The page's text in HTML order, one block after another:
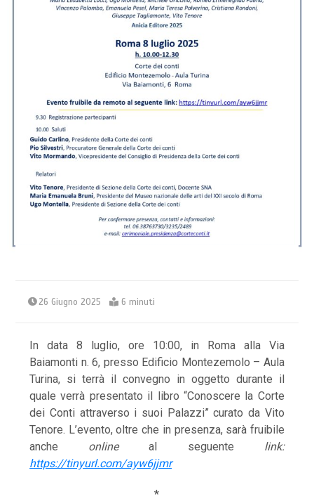
26 Giugno 2025 6 minuti
In data 8 luglio, ore 10:00, in Roma alla Via
Baiamonti n. 6, presso Edificio Montezemolo – Aula
Turina, si terrà il convegno in oggetto durante il
quale verrà presentato il libro “Conoscere la Corte
dei Conti attraverso i suoi Palazzi” curato da Vito
Tenore. L’evento, oltre che in presenza, sarà fruibile
anche onlineal seguente link:
https://tinyurl.com/ayw6jjmr
*